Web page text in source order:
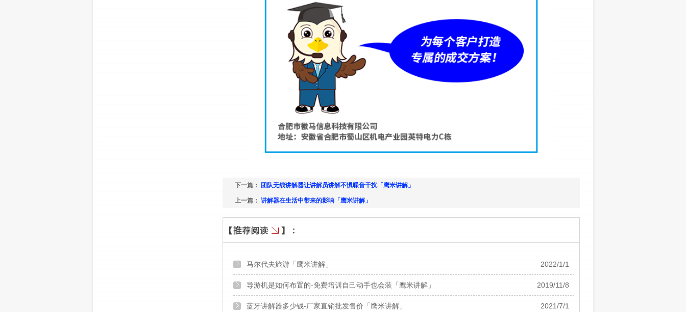
下一篇： 团队无线讲解器让讲解员讲解不惧噪音干扰「鹰米讲解」
上一篇： 讲解器在生活中带来的影响「鹰米讲解」
2022/1/1
马尔代夫旅游「鹰米讲解」
2019/11/8
导游机是如何布置的-免费培训自己动手也会装「鹰米讲解」
2021/7/1
蓝牙讲解器多少钱-厂家直销批发售价「鹰米讲解」